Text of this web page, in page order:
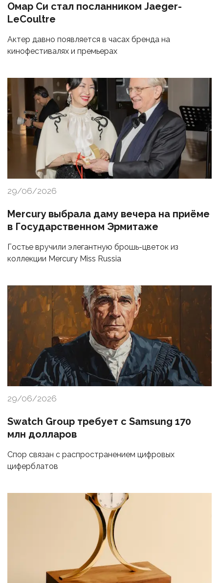
Омар Си стал посланником Jaeger-
LeCoultre
Актер давно появляется в часах бренда на
кинофестивалях и премьерах
29/06/2026
Mercury выбрала даму вечера на приёме
в Государственном Эрмитаже
Гостье вручили элегантную брошь-цветок из
коллекции Mercury Miss Russia
29/06/2026
Swatch Group требует с Samsung 170
млн долларов
Спор связан с распространением цифровых
циферблатов